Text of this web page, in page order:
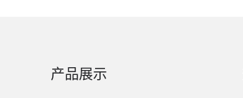
产品展示